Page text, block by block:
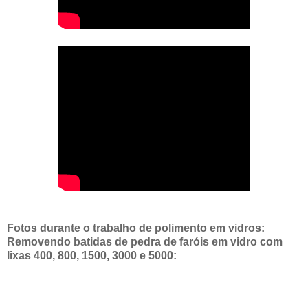
Fotos durante o trabalho de polimento em vidros:
Removendo batidas de pedra de faróis em vidro com
lixas 400, 800, 1500, 3000 e 5000: